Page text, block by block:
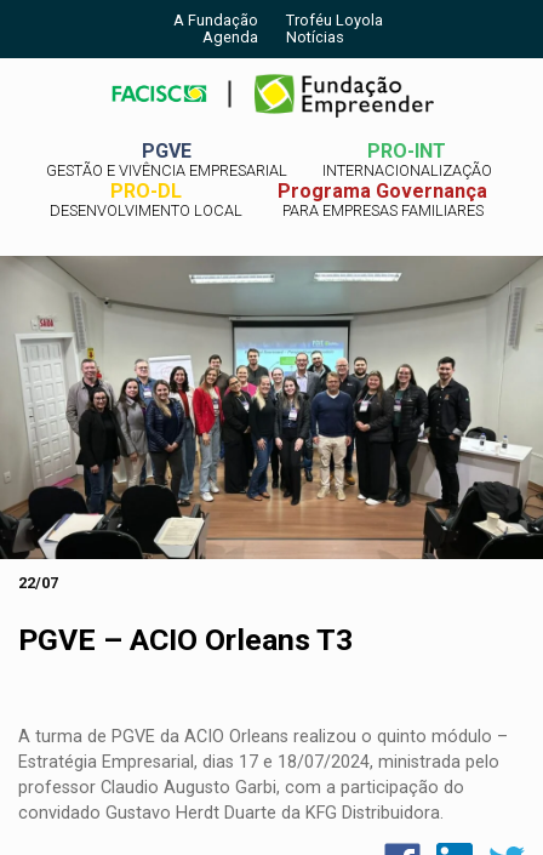
A Fundação
Troféu Loyola
Agenda
Notícias
PGVE
GESTÃO E VIVÊNCIA EMPRESARIAL
PRO-INT
INTERNACIONALIZAÇÃO
PRO-DL
DESENVOLVIMENTO LOCAL
Programa Governança
PARA EMPRESAS FAMILIARES
22/07
PGVE – ACIO Orleans T3
A turma de PGVE da ACIO Orleans realizou o quinto módulo –
Estratégia Empresarial, dias 17 e 18/07/2024, ministrada pelo
professor Claudio Augusto Garbi, com a participação do
convidado Gustavo Herdt Duarte da KFG Distribuidora.